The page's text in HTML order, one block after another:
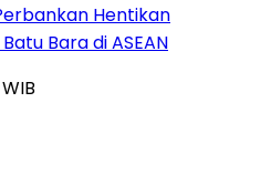
Hentikan
Bara di ASEAN